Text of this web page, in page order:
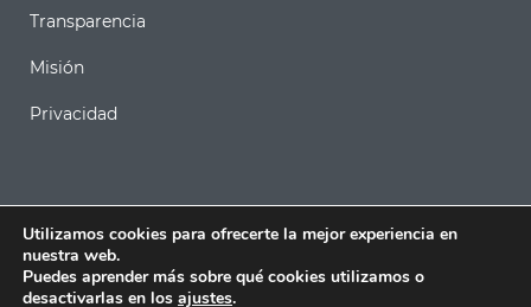
Transparencia
Misión
Privacidad
Utilizamos cookies para ofrecerte la mejor experiencia en
nuestra web.
Puedes aprender más sobre qué cookies utilizamos o
desactivarlas en los ajustes.